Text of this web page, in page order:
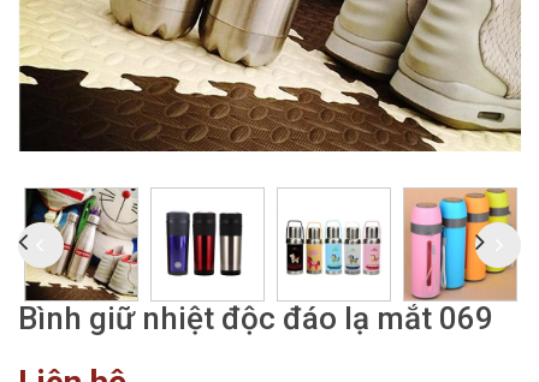
Bình giữ nhiệt độc đáo lạ mắt 069